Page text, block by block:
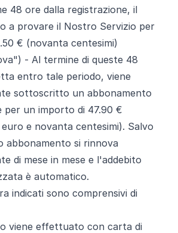
48 ore dalla registrazione, il
a provare il Nostro Servizio per
€ (novanta centesimi)
- Al termine di queste 48
entro tale periodo, viene
sottoscritto un abbonamento
per un importo di 47.90 €
e novanta centesimi). Salvo
abbonamento si rinnova
di mese in mese e l'addebito
è automatico.
indicati sono comprensivi di
viene effettuato con carta di